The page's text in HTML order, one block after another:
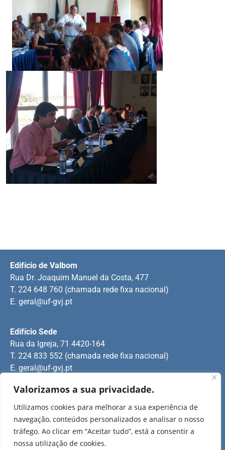
Valorizamos a sua privacidade.
Utilizamos cookies para melhorar a sua experiência de
navegação, conteúdos personalizados e analisar o nosso
tráfego. Ao clicar em “Aceitar tudo”, está a consentir a
nossa utilização de cookies.
Rua Manuel Pinto Martins
T. 224 509 703 (chamada rede fixa nacional)
E.geral@uf-gvj.pt
Edifício Sede
Rua da Igreja, 71 4420-164
T. 224 833 552 (chamada rede fixa nacional)
E. geral@uf-gvj.pt
Edifício de Valbom
Rua Dr. Joaquim Manuel da Costa, 477
T. 224 648 760 (chamada rede fixa nacional)
E. geral@uf-gvj.pt